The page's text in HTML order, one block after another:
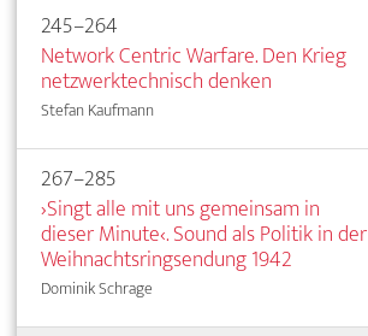
245–264
Network Centric Warfare. Den Krieg
netzwerktechnisch denken
Stefan Kaufmann
267–285
›Singt alle mit uns gemeinsam in
dieser Minute‹. Sound als Politik in der
Weihnachtsringsendung 1942
Dominik Schrage